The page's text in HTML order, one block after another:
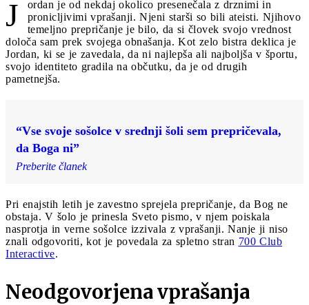
J
ordan je od nekdaj okolico presenečala z drznimi in
pronicljivimi vprašanji. Njeni starši so bili ateisti. Njihovo
temeljno prepričanje je bilo, da si človek svojo vrednost
določa sam prek svojega obnašanja. Kot zelo bistra deklica je
Jordan, ki se je zavedala, da ni najlepša ali najboljša v športu,
svojo identiteto gradila na občutku, da je od drugih
pametnejša.
“Vse svoje sošolce v srednji šoli sem prepričevala,
da Boga ni”
Preberite članek
Pri enajstih letih je zavestno sprejela prepričanje, da Bog ne
obstaja. V šolo je prinesla Sveto pismo, v njem poiskala
nasprotja in verne sošolce izzivala z vprašanji. Nanje ji niso
znali odgovoriti, kot je povedala za spletno stran 700 Club
Interactive.
Neodgovorjena vprašanja